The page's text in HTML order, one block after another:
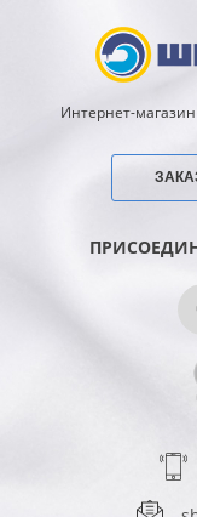
Интернет-